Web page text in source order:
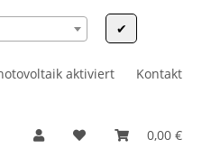
✔
(§ 12 Abs. 3 UStG)
aktiviert Kontakt
0,00 €